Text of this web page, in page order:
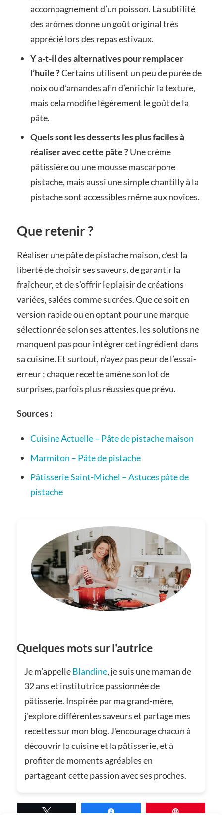
accompagnement d’un poisson. La subtilité
des arômes donne un goût original très
apprécié lors des repas estivaux.
Y a-t-il des alternatives pour remplacer
l’huile ?Certains utilisent un peu de purée de
noix ou d’amandes afin d’enrichir la texture,
mais cela modifie légèrement le goût de la
pâte.
Quels sont les desserts les plus faciles à
réaliser avec cette pâte ?Une crème
pâtissière ou une mousse mascarpone
pistache, mais aussi une simple chantilly à la
pistache sont accessibles même aux novices.
Que retenir ?
Réaliser une pâte de pistache maison, c’est la
liberté de choisir ses saveurs, de garantir la
fraîcheur, et de s’offrir le plaisir de créations
variées, salées comme sucrées. Que ce soit en
version rapide ou en optant pour une marque
sélectionnée selon ses attentes, les solutions ne
manquent pas pour intégrer cet ingrédient dans
sa cuisine. Et surtout, n’ayez pas peur de l’essai-
erreur ; chaque recette amène son lot de
surprises, parfois plus réussies que prévu.
Sources :
Cuisine Actuelle – Pâte de pistache maison
Marmiton – Pâte de pistache
Pâtisserie Saint-Michel – Astuces pâte de
pistache
Quelques mots sur l'autrice
Je m'appelleBlandine, je suis une maman de
32 ans et institutrice passionnée de
pâtisserie. Inspirée par ma grand-mère,
j'explore différentes saveurs et partage mes
recettes sur mon blog. J'encourage chacun à
découvrir la cuisine et la pâtisserie, et à
profiter de moments agréables en
partageant cette passion avec ses proches.